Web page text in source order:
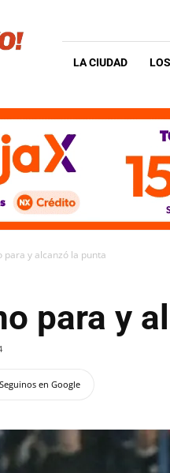
LA CIUDAD
para y alcanzó la punta
para y
en Google